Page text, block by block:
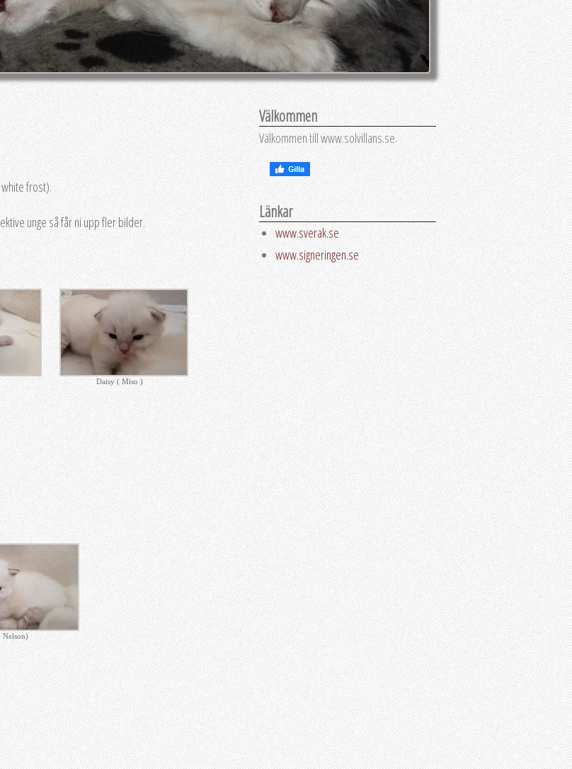
frost).
unge så får ni upp fler bilder.
Daisy ( Miso )
Nelson)
Välkommen
Välkommen till www.solvillans.se.
Länkar
www.sverak.se
www.signeringen.se